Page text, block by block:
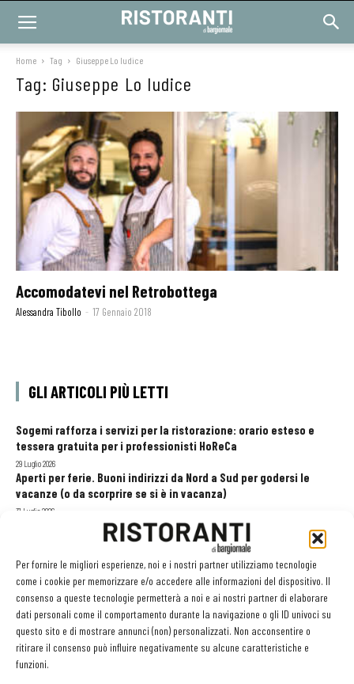
Per fornire le migliori esperienze, noi e i nostri partner utilizziamo tecnologie
come i cookie per memorizzare e/o accedere alle informazioni del dispositivo. Il
consenso a queste tecnologie permetterà a noi e ai nostri partner di elaborare
dati personali come il comportamento durante la navigazione o gli ID univoci su
questo sito e di mostrare annunci (non) personalizzati. Non acconsentire o
ritirare il consenso può influire negativamente su alcune caratteristiche e
funzioni.
Home Tag Giuseppe Lo Iudice
Tag: Giuseppe Lo Iudice
Accomodatevi nel Retrobottega
Alessandra Tibollo - 17 Gennaio 2018
GLI ARTICOLI PIÙ LETTI
Sogemi rafforza i servizi per la ristorazione: orario esteso e
tessera gratuita per i professionisti HoReCa
29 Luglio 2026
Aperti per ferie. Buoni indirizzi da Nord a Sud per godersi le
vacanze (o da scorprire se si è in vacanza)
31 Luglio 2026
Recensioni online, Fipe e le associazioni del turismo chiedono
modifiche alle Linee Guida dell’Antitrust
20 Luglio 2026
EDICOLA WEB